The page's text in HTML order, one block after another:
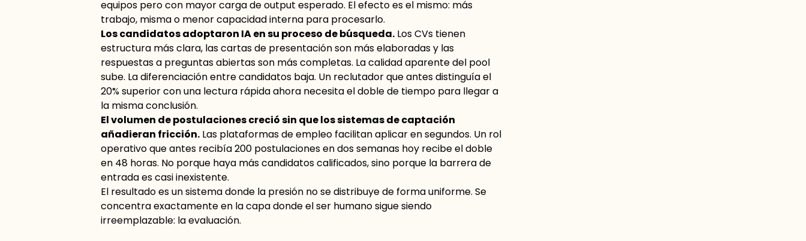
equipos pero con mayor carga de output esperado. El efecto es el mismo: más
trabajo, misma o menor capacidad interna para procesarlo.
Los candidatos adoptaron IA en su proceso de búsqueda. Los CVs tienen
estructura más clara, las cartas de presentación son más elaboradas y las
respuestas a preguntas abiertas son más completas. La calidad aparente del pool
sube. La diferenciación entre candidatos baja. Un reclutador que antes distinguía el
20% superior con una lectura rápida ahora necesita el doble de tiempo para llegar a
la misma conclusión.
El volumen de postulaciones creció sin que los sistemas de captación
añadieran fricción. Las plataformas de empleo facilitan aplicar en segundos. Un rol
operativo que antes recibía 200 postulaciones en dos semanas hoy recibe el doble
en 48 horas. No porque haya más candidatos calificados, sino porque la barrera de
entrada es casi inexistente.
El resultado es un sistema donde la presión no se distribuye de forma uniforme. Se
concentra exactamente en la capa donde el ser humano sigue siendo
irreemplazable: la evaluación.